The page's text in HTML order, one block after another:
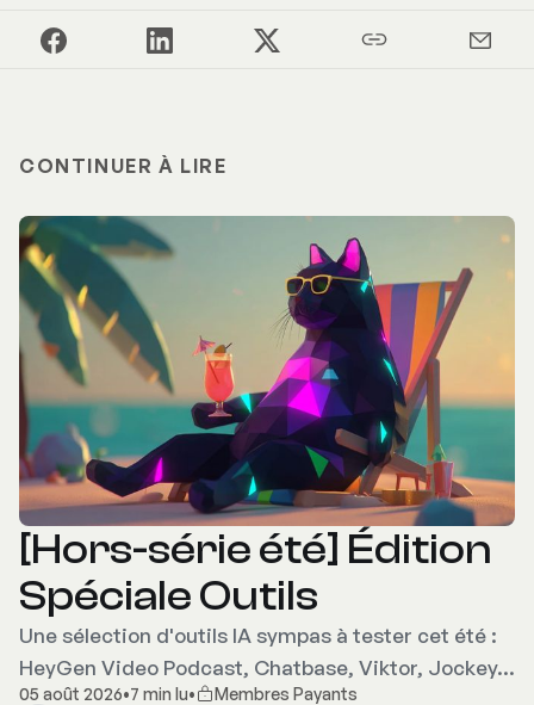
CONTINUER À LIRE
[Hors-série été] Édition
Spéciale Outils
Une sélection d'outils IA sympas à tester cet été :
HeyGen Video Podcast, Chatbase, Viktor, Jockey…
05 août 2026•7 min lu•
Membres Payants